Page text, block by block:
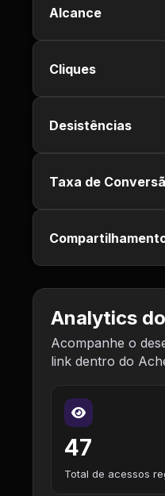
Alcance
Cliques
Desistências
Taxa de
Analytics
Acompanhe o
link dentro do
47
Total de acessos